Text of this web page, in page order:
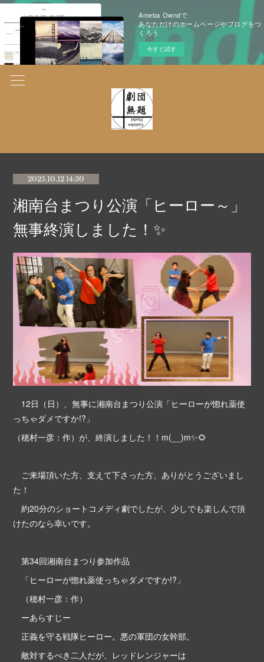
Ameba Owndで
あなただけのホームページやブログをつ
くろう
今すぐ試す
2025.10.12 14:30
湘南台まつり公演「ヒーロー～」
無事終演しました！✨
12日（日）、無事に湘南台まつり公演「ヒーローが惚れ薬使
っちゃダメですか!?」
（穂村一彦：作）が、終演しました！！m(__)m✨🌻
ご来場頂いた方、支えて下さった方、ありがとうございまし
た！
約20分のショートコメディ劇でしたが、少しでも楽しんで頂
けたのなら幸いです。
第34回湘南台まつり参加作品
「ヒーローが惚れ薬使っちゃダメですか!?」
（穂村一彦：作）
ーあらすじー
正義を守る戦隊ヒーロー。悪の軍団の女幹部。
敵対するべき二人だが、レッドレンジャーは